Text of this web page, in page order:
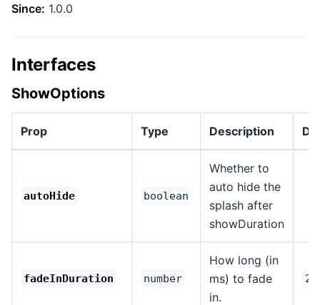
Since: 1.0.0
Interfaces
ShowOptions
Prop Type Description
autoHide boolean
Whether to
auto hide the
splash after
showDuration
fadeInDuration number
How long (in
ms) to fade
in.